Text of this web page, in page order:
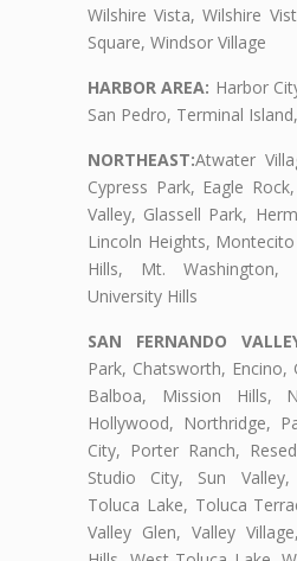
Wilshire Vista, Wilshire
Square, Windsor Village
HARBOR AREA: Harbor
San Pedro, Terminal
NORTHEAST:Atwater
Cypress Park, Eagle
Valley, Glassell Park,
Lincoln Heights,
Hills, Mt. Washington,
University Hills
SAN FERNANDO
Park, Chatsworth, Encino,
Balboa, Mission Hills,
Hollywood, Northridge,
City, Porter Ranch,
Studio City, Sun Valley,
Toluca Lake, Toluca
Valley Glen, Valley